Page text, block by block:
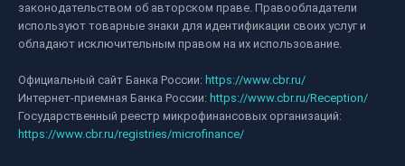
законодательством об авторском праве. Правообладатели
используют товарные знаки для идентификации своих услуг и
обладают исключительным правом на их использование.
Официальный сайт Банка России: https://www.cbr.ru/
Интернет-приемная Банка России: https://www.cbr.ru/Reception/
Государственный реестр микрофинансовых организаций:
https://www.cbr.ru/registries/microfinance/